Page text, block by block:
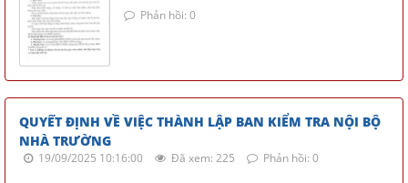
Phản hồi: 0
QUYẾT ĐỊNH VỀ VIỆC THÀNH LẬP BAN KIỂM TRA NỘI BỘ
NHÀ TRƯỜNG
19/09/2025 10:16:00 Đã xem: 225 Phản hồi: 0